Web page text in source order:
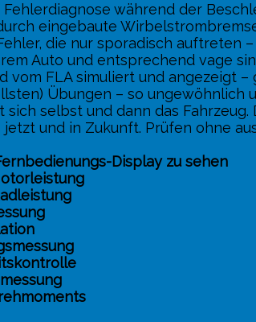
während der
eingebaute
die nur sporadisch auftreten
Auto und entsprechend vage
FLA simuliert und angezeigt –
Übungen – so ungewöhnlich
selbst und dann das Fahrzeug.
und in Zukunft. Prüfen ohne
Display zu sehen